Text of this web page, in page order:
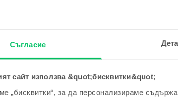
Съгласие
сайт използва &quot;бисквитки&quot;
„бисквитки“, за да персонализираме
Сходни продукти